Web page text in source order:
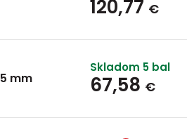
120,77 €
mm
Skladom 5 bal
67,58 €